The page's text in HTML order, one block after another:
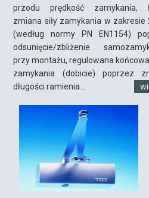
przodu prędkość zamykania,
zmiana siły zamykania w zakresie
(według normy PN EN1154)
odsunięcie/zbliżenie
przy montażu, regulowana
zamykania (dobicie) poprzez
długości ramienia...